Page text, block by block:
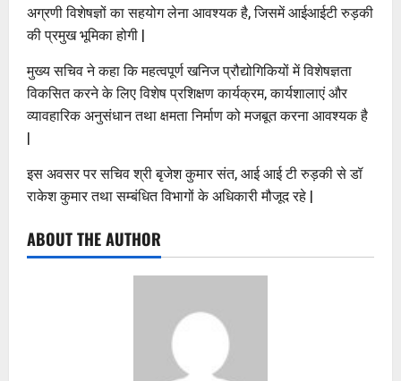
अग्रणी विशेषज्ञों का सहयोग लेना आवश्यक है, जिसमें आईआईटी रुड़की
की प्रमुख भूमिका होगी |
मुख्य सचिव ने कहा कि महत्वपूर्ण खनिज प्रौद्योगिकियों में विशेषज्ञता
विकसित करने के लिए विशेष प्रशिक्षण कार्यक्रम, कार्यशालाएं और
व्यावहारिक अनुसंधान तथा क्षमता निर्माण को मजबूत करना आवश्यक है
|
इस अवसर पर सचिव श्री बृजेश कुमार संत, आई आई टी रुड़की से डॉ
राकेश कुमार तथा सम्बंधित विभागों के अधिकारी मौजूद रहे |
ABOUT THE AUTHOR